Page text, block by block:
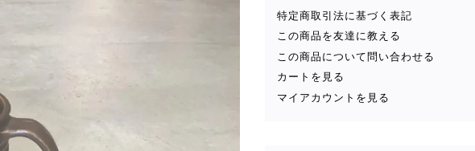
特定商取引法に基づく表記
この商品を友達に教える
この商品について問い合わせる
カートを見る
マイアカウントを見る